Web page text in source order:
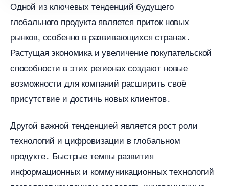
Одной из ключевых тенденций будущего
лобального продукта является приток новых
рынков, особенно в развивающихся странах․
Растущая экономика и увеличение покупательской
способности в этих регионах создают новые
озможности для компаний расширить своё
присутствие и достичь новых клиентов․
Другой важной тенденцией является рост роли
технологий и цифровизации в глобальном
продукте․ Быстрые темпы развития
информационных и коммуникационных технологий